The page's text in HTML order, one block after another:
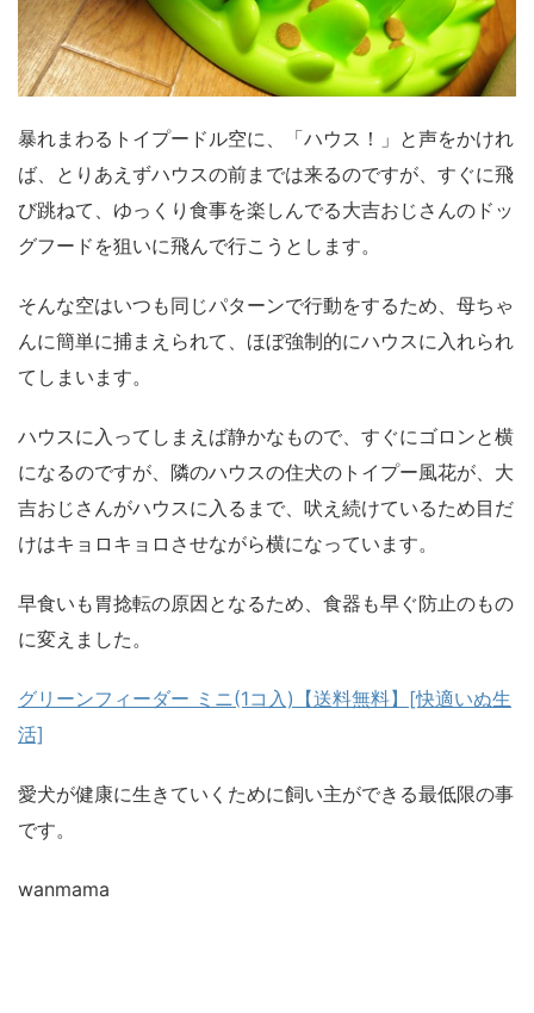
暴れまわるトイプードル空に、「ハウス！」と声をかけれ
ば、とりあえずハウスの前までは来るのですが、すぐに飛
び跳ねて、ゆっくり食事を楽しんでる大吉おじさんのドッ
グフードを狙いに飛んで行こうとします。
そんな空はいつも同じパターンで行動をするため、母ちゃ
んに簡単に捕まえられて、ほぼ強制的にハウスに入れられ
てしまいます。
ハウスに入ってしまえば静かなもので、すぐにゴロンと横
になるのですが、隣のハウスの住犬のトイプー風花が、大
吉おじさんがハウスに入るまで、吠え続けているため目だ
けはキョロキョロさせながら横になっています。
早食いも胃捻転の原因となるため、食器も早ぐ防止のもの
に変えました。
グリーンフィーダー ミニ(1コ入)【送料無料】[快適いぬ生
活]
愛犬が健康に生きていくために飼い主ができる最低限の事
です。
wanmama